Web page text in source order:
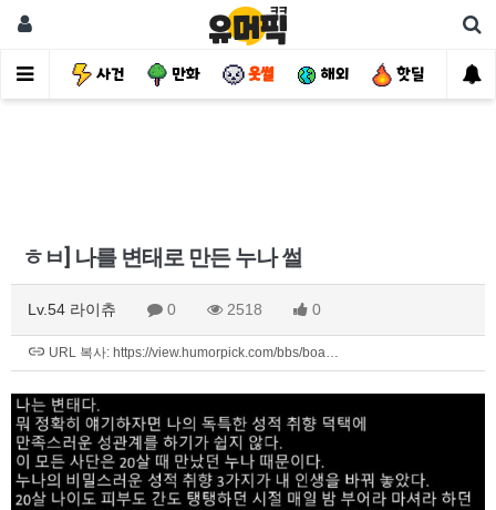
유머 사건 만화 웃썰 해외 핫딜 자
ㅎㅂ] 나를 변태로 만든 누나 썰
Lv.54 라이츄 0 2518 0
URL 복사: https://view.humorpick.com/bbs/boa…